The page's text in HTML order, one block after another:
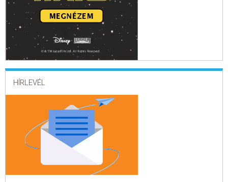
HÍRLEVÉL